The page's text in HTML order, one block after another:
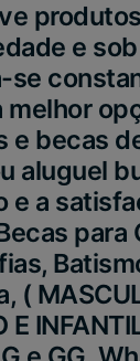
e
se
melhor
e becas
aluguel
e a
para
(
E